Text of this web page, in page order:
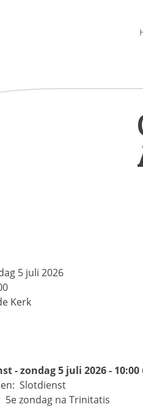
5 juli 2026
Kerk
- zondag 5 juli 2026 -
Slotdienst
5e zondag na Trinitatis